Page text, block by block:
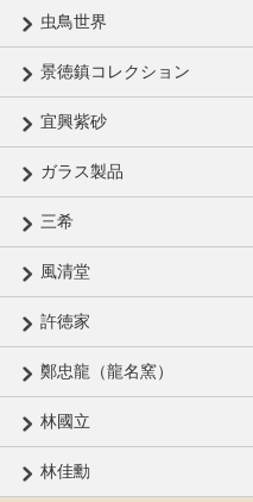
虫鳥世界
景徳鎮コレクション
宜興紫砂
ガラス製品
三希
風清堂
許徳家
鄭忠龍（龍名窯）
林國立
林佳勳